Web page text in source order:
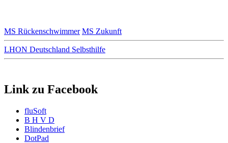
MS Rückenschwimmer MS Zukunft
LHON Deutschland Selbsthilfe
Link zu Facebook
fluSoft
B H V D
Blindenbrief
DotPad